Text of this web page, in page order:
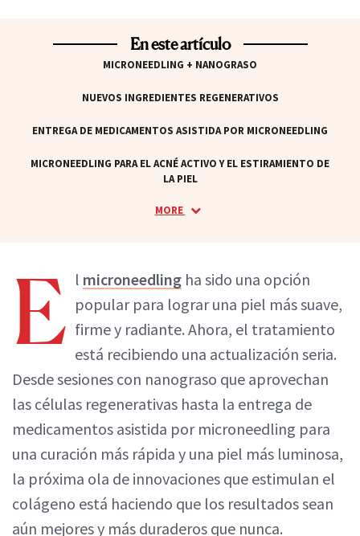
En este artículo
MICRONEEDLING + NANOGRASO
NUEVOS INGREDIENTES REGENERATIVOS
ENTREGA DE MEDICAMENTOS ASISTIDA POR MICRONEEDLING
MICRONEEDLING PARA EL ACNÉ ACTIVO Y EL ESTIRAMIENTO DE
LA PIEL
MORE
E l microneedling ha sido una opción
popular para lograr una piel más suave,
firme y radiante. Ahora, el tratamiento
está recibiendo una actualización seria.
Desde sesiones con nanograso que aprovechan
las células regenerativas hasta la entrega de
medicamentos asistida por microneedling para
una curación más rápida y una piel más luminosa,
la próxima ola de innovaciones que estimulan el
colágeno está haciendo que los resultados sean
aún mejores y más duraderos que nunca.